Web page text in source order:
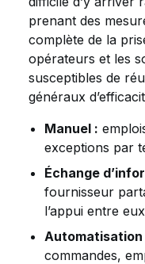
prenant des
complète de la
opérateurs et les
susceptibles de
généraux
Manuel :
exceptions par
Échange
fournisseur
l’appui entre
commandes,